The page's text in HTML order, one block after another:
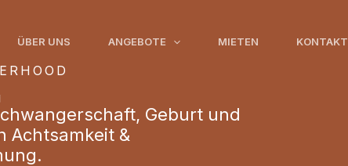
ÜBER UNS ANGEBOTE MIETEN KONTAKT
Geburt und
Achtsamkeit &